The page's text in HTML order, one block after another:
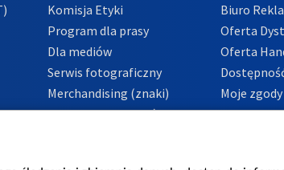
Komisja Etyki
Program dla prasy
Dla mediów
Serwis fotograficzny
Merchandising (znaki)
Polityka Prywatności
Biuro
Oferta
Oferta
Moje zgody
Procedura